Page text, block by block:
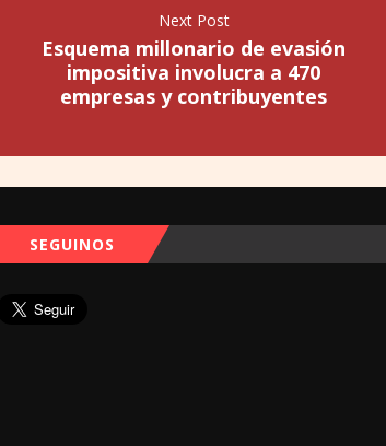
Next Post
Esquema millonario de evasión
impositiva involucra a 470
empresas y contribuyentes
SEGUINOS